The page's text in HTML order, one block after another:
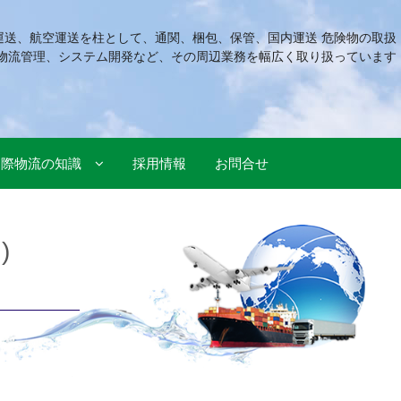
、航空運送を柱として、通関、梱包、保管、国内運送 危険物の取扱
流管理、システム開発など、その周辺業務を幅広く取り扱っています
物流の知識 採用情報 お問合せ